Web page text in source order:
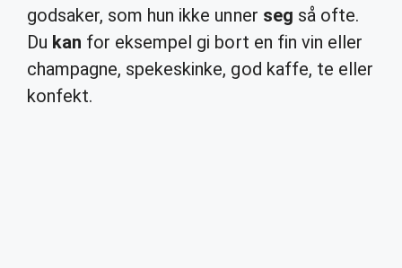
godsaker, som hun ikke unner seg så ofte.
Du kan for eksempel gi bort en fin vin eller
champagne, spekeskinke, god kaffe, te eller
konfekt.